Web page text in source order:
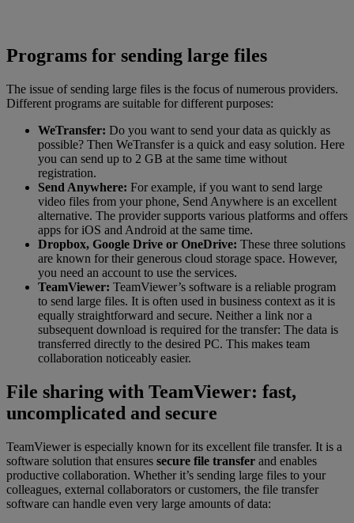
Programs for sending large files
The issue of sending large files is the focus of numerous providers.
Different programs are suitable for different purposes:
WeTransfer: Do you want to send your data as quickly as
possible? Then WeTransfer is a quick and easy solution. Here
you can send up to 2 GB at the same time without
registration.
Send Anywhere: For example, if you want to send large
video files from your phone, Send Anywhere is an excellent
alternative. The provider supports various platforms and offers
apps for iOS and Android at the same time.
Dropbox, Google Drive or OneDrive: These three solutions
are known for their generous cloud storage space. However,
you need an account to use the services.
TeamViewer: TeamViewer’s software is a reliable program
to send large files. It is often used in business context as it is
equally straightforward and secure. Neither a link nor a
subsequent download is required for the transfer: The data is
transferred directly to the desired PC. This makes team
collaboration noticeably easier.
File sharing with TeamViewer: fast,
uncomplicated and secure
TeamViewer is especially known for its excellent file transfer. It is a
software solution that ensures secure file transfer and enables
productive collaboration. Whether it’s sending large files to your
colleagues, external collaborators or customers, the file transfer
software can handle even very large amounts of data: